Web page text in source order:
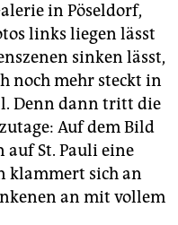
in Pöseldorf,
links liegen lässt
sinken lässt,
noch mehr steckt in
Denn dann tritt die
Auf dem Bild
auf St. Pauli eine
klammert sich an
an mit vollem